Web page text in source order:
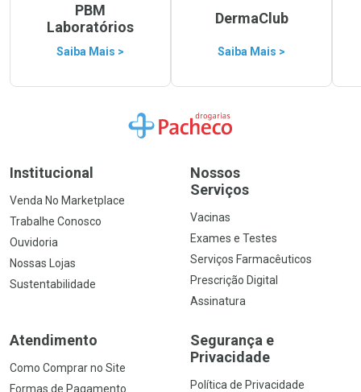
PBM
Laboratórios
Saiba Mais >
DermaClub
Saiba Mais >
Ir para a Home
Institucional
Venda No Marketplace
Trabalhe Conosco
Ouvidoria
Nossas Lojas
Sustentabilidade
Nossos
Serviços
Vacinas
Exames e Testes
Serviços Farmacêuticos
Prescrição Digital
Assinatura
Atendimento
Como Comprar no Site
Formas de Pagamento
Segurança e
Privacidade
Política de Privacidade